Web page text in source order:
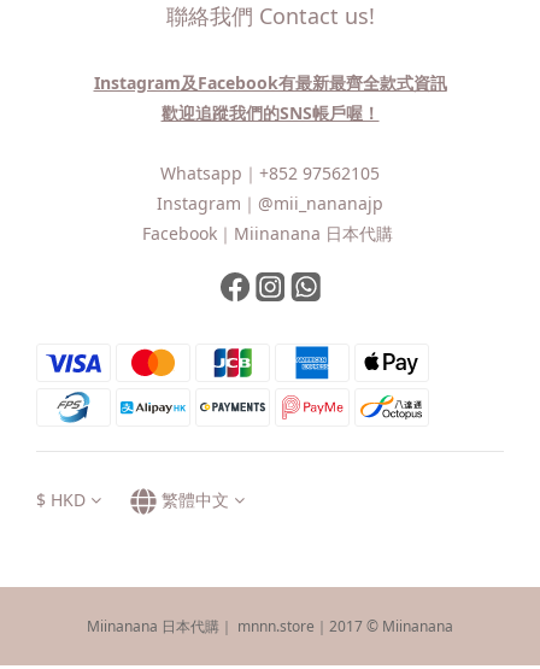
聯絡我們 Contact us!
Instagram及Facebook有最新最齊全款式資訊
歡迎追蹤我們的SNS帳戶喔！
Whatsapp｜ +852 97562105
Instagram｜ @mii_nananajp
Facebook｜ Miinanana 日本代購
$ HKD 繁體中文
Miinanana 日本代購｜ mnnn.store｜2017 © Miinanana